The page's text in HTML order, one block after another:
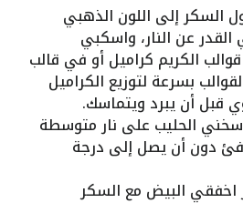
السكر إلى اللون الذهبي
عن النار، واسكبي
الكريم كراميل أو في قالب
بسرعة لتوزيع الكراميل
قبل أن يبرد ويتماسك.
الحليب على نار متوسطة
دون أن يصل إلى درجة
اخفقي البيض مع السكر